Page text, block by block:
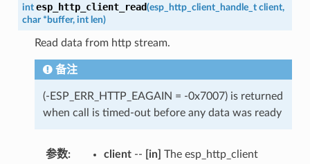
int esp_http_client_read(esp_http_client_handle_t client,
char * buffer, int len)
Read data from http stream.
备注
(-ESP_ERR_HTTP_EAGAIN = -0x7007) is returned
when call is timed-out before any data was ready
参数 client-- [in] The esp_http_client